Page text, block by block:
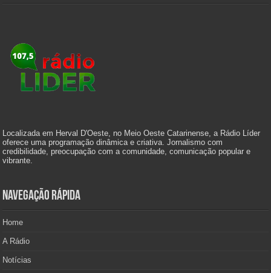
Localizada em Herval D'Oeste, no Meio Oeste Catarinense, a Rádio Líder
oferece uma programação dinâmica e criativa. Jornalismo com
credibilidade, preocupação com a comunidade, comunicação popular e
vibrante.
Navegação Rápida
Home
A Rádio
Notícias